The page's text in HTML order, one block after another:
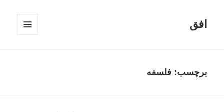
افق
برچسب: فلسفه